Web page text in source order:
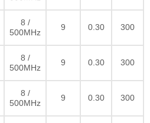
8 /
500MHz
9 0.30 300
8 /
500MHz
9 0.30 300
8 /
500MHz
9 0.30 300